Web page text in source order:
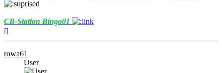
CB-Station Bingo01
rowa61
User